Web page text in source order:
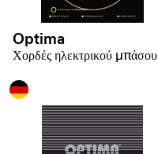
Optima
Χορδές ηλεκτρικού μπάσου